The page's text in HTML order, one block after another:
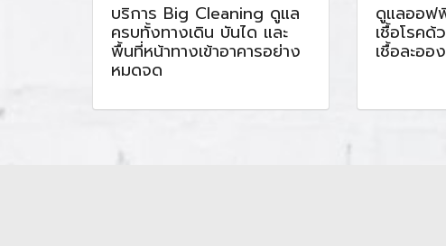
บริการ Big Cleaning ดูแล
ครบทั้งทางเดิน บันได และ
พื้นที่หน้าทางเข้าอาคารอย่าง
หมดจด
ดูแลออฟ
เชื้อโรค
เชื้อละอ